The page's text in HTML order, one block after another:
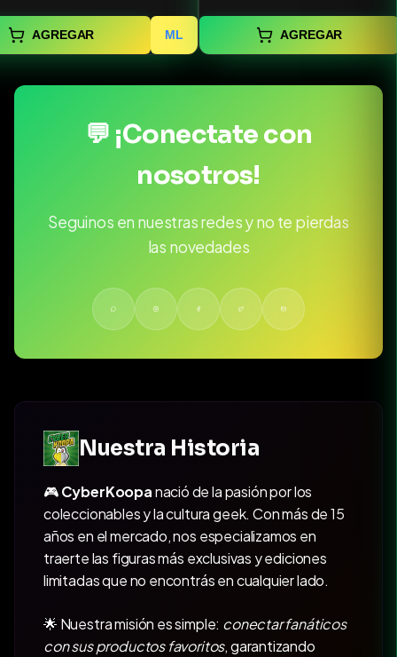
AGREGAR ML AGREGAR
💬 ¡Conectate con
nosotros!
Seguinos en nuestras redes y no te pierdas
las novedades
Nuestra Historia
🎮CyberKoopanació de la pasión por los
coleccionables y la cultura geek. Con más de 15
años en el mercado, nos especializamos en
traerte las figuras más exclusivas y ediciones
limitadas que no encontrás en cualquier lado.
🌟 Nuestra misión es simple: conectar fanáticos
con sus productos favoritos, garantizando